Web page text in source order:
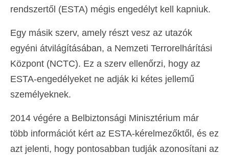
rendszertől (ESTA) mégis engedélyt kell kapniuk.
Egy másik szerv, amely részt vesz az utazók
egyéni átvilágításában, a Nemzeti Terrorelhárítási
Központ (NCTC). Ez a szerv ellenőrzi, hogy az
ESTA-engedélyeket ne adják ki kétes jellemű
személyeknek.
2014 végére a Belbiztonsági Minisztérium már
több információt kért az ESTA-kérelmezőktől, és ez
azt jelenti, hogy pontosabban tudják azonosítani az